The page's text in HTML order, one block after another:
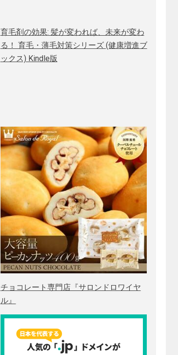
育毛剤の効果: 髪が変われば、未来が変わ
る！ 育毛・薄毛対策シリーズ (健康増進ブ
ックス) Kindle版
チョコレート専門店『サロンドロワイヤ
ル』